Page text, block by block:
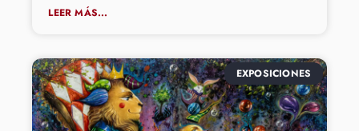
LEER MÁS...
EXPOSICIONES